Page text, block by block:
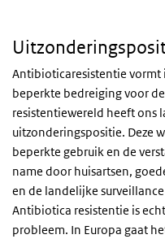
Antibioticaresistentie vormt
beperkte bedreiging voor
resistentiewereld heeft ons
uitzonderingspositie. Deze
beperkte gebruik en de
name door huisartsen,
en de landelijke
Antibiotica resistentie is
probleem. In Europa gaat